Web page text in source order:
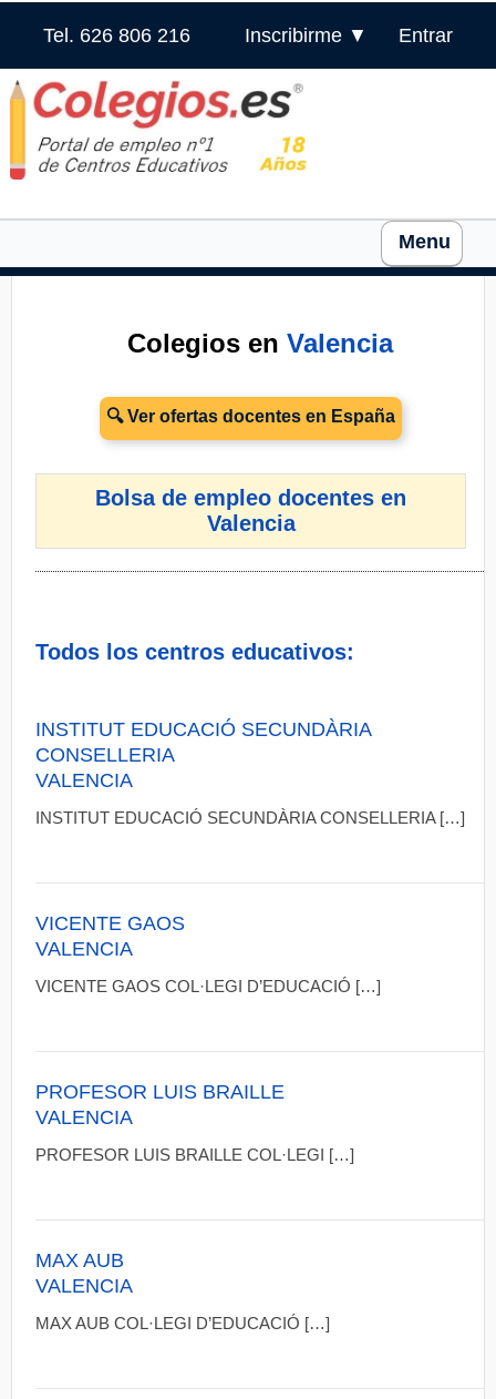
Tel. 626 806 216 Inscribirme ▼ Entrar
Menu
Colegios en Valencia
🔍 Ver ofertas docentes en España
Bolsa de empleo docentes en
Valencia
Todos los centros educativos:
INSTITUT EDUCACIÓ SECUNDÀRIA
CONSELLERIA
VALENCIA
INSTITUT EDUCACIÓ SECUNDÀRIA CONSELLERIA […]
VICENTE GAOS
VALENCIA
VICENTE GAOS COL·LEGI D’EDUCACIÓ […]
PROFESOR LUIS BRAILLE
VALENCIA
PROFESOR LUIS BRAILLE COL·LEGI […]
MAX AUB
VALENCIA
MAX AUB COL·LEGI D’EDUCACIÓ […]